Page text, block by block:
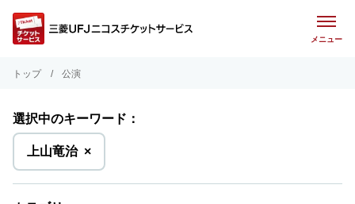
メニュー
トップ 公演
選択中のキーワード：
上山竜治を
削
除
×